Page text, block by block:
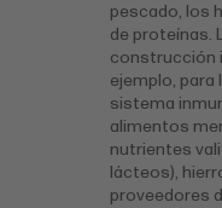
pescado, los
de proteínas.
construcción
ejemplo, para
sistema
alimentos
nutrientes
lácteos),
proveedores